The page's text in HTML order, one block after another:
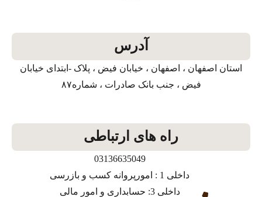
آدرس
استان اصفهان ، اصفهان ، خیابان فیض ، پلاک -ابتدای خیابان
فیض ، جنب بانک صادرات ، شماره۸۷
راه های ارتباطی
03136635049
داخلی 1 : امورپروانه کسب و بازرسی
داخلی 3: حسابداری و امور مالی